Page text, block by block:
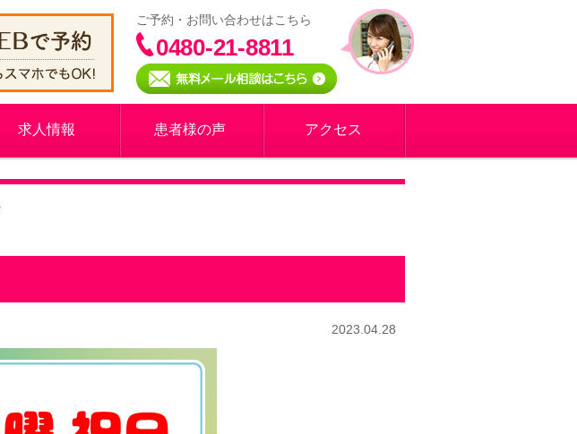
ご予約・お問い合わせはこちら
0480-21-8811
求人情報 患者様の声 アクセス
2023.04.28